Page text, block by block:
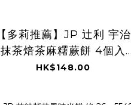
【多莉推薦】JP 辻利 宇治
抹茶焙茶麻糬蕨餅 4個入
0540 TK260806
HK$148.00